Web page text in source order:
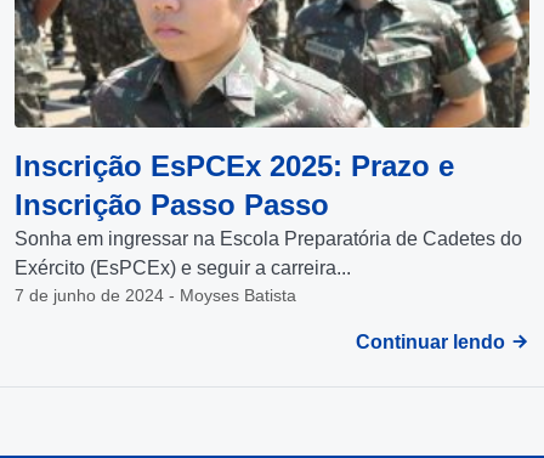
Inscrição EsPCEx 2025: Prazo e
Inscrição Passo Passo
Sonha em ingressar na Escola Preparatória de Cadetes do
Exército (EsPCEx) e seguir a carreira...
7 de junho de 2024 - Moyses Batista
Continuar lendo